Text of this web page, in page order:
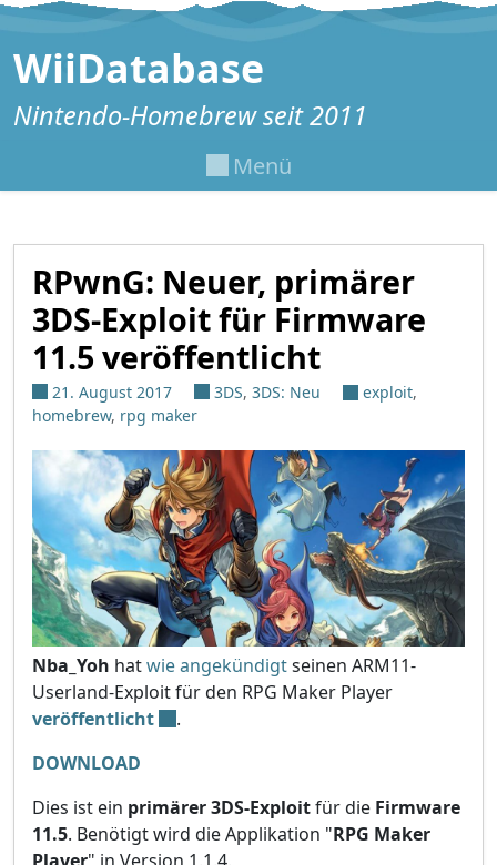
Zum Inhalt springen
WiiDatabase
Nintendo-Homebrew seit 2011
Menü
RPwnG: Neuer, primärer
3DS-Exploit für Firmware
11.5 veröffentlicht
21. August 2017 3DS, 3DS: Neu exploit,
homebrew, rpg maker
Nba_Yoh hatwie angekündigtseinen ARM11-
Userland-Exploit für den RPG Maker Player
veröffentlicht
.
DOWNLOAD
Dies ist ein primärer 3DS-Exploitfür die Firmware
11.5. Benötigt wird die Applikation "RPG Maker